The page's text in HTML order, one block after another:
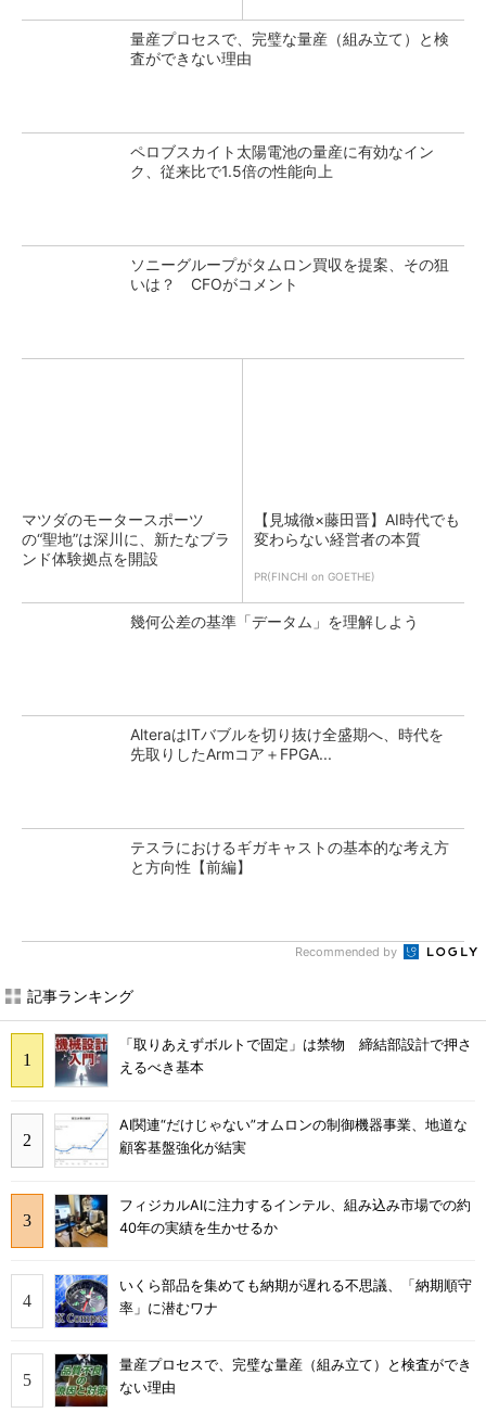
量産プロセスで、完璧な量産（組み立て）と検
査ができない理由
ペロブスカイト太陽電池の量産に有効なイン
ク、従来比で1.5倍の性能向上
ソニーグループがタムロン買収を提案、その狙
いは？ CFOがコメント
マツダのモータースポーツ
の“聖地”は深川に、新たなブラ
ンド体験拠点を開設
【見城徹×藤田晋】AI時代でも
変わらない経営者の本質
PR(FINCHI on GOETHE)
幾何公差の基準「データム」を理解しよう
AlteraはITバブルを切り抜け全盛期へ、時代を
先取りしたArmコア＋FPGA...
テスラにおけるギガキャストの基本的な考え方
と方向性【前編】
Recommended by
記事ランキング
「取りあえずボルトで固定」は禁物 締結部設計で押さ
えるべき基本
AI関連“だけじゃない”オムロンの制御機器事業、地道な
顧客基盤強化が結実
フィジカルAIに注力するインテル、組み込み市場での約
40年の実績を生かせるか
いくら部品を集めても納期が遅れる不思議、「納期順守
率」に潜むワナ
量産プロセスで、完璧な量産（組み立て）と検査ができ
ない理由